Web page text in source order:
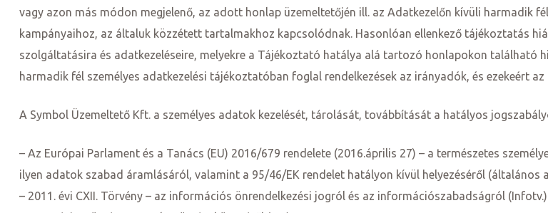
vagy azon más módon megjelenő, az adott honlap üzemeltetőjén ill. az Adatkezelőn kívüli harmadik
kampányaihoz, az általuk közzétett tartalmakhoz kapcsolódnak. Hasonlóan ellenkező tájékoztatás
szolgáltatásira és adatkezeléseire, melyekre a Tájékoztató hatálya alá tartozó honlapokon található
harmadik fél személyes adatkezelési tájékoztatóban foglal rendelkezések az irányadók, és ezekeért
A Symbol Üzemeltető Kft. a személyes adatok kezelését, tárolását, továbbítását a hatályos
– Az Európai Parlament és a Tanács (EU) 2016/679 rendelete (2016.április 27) – a természetes
ilyen adatok szabad áramlásáról, valamint a 95/46/EK rendelet hatályon kívül helyezéséről (általános
– 2011. évi CXII. Törvény – az információs önrendelkezési jogról és az információszabadságról (Infotv.)